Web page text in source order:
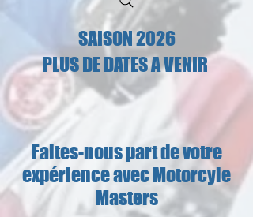
SAISON 2026
PLUS DE DATES A VENIR
Faites-nous part de votre
expérience avec Motorcyle
Masters